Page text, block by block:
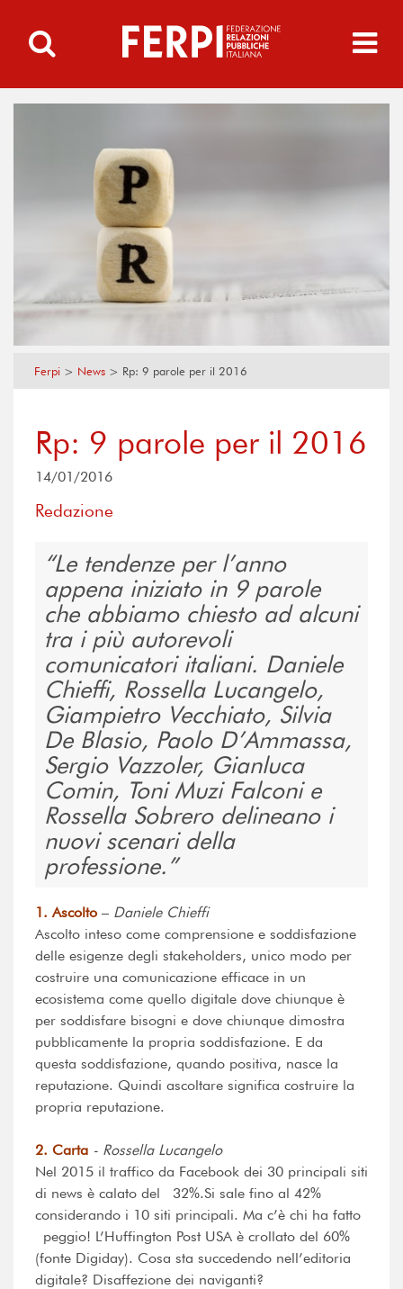
Ferpi > News > Rp: 9 parole per il 2016
Rp: 9 parole per il 2016
14/01/2016
Redazione
Le tendenze per l’anno
appena iniziato in 9 parole
che abbiamo chiesto ad alcuni
tra i più autorevoli
comunicatori italiani. Daniele
Chieffi, Rossella Lucangelo,
Giampietro Vecchiato, Silvia
De Blasio, Paolo D’Ammassa,
Sergio Vazzoler, Gianluca
Comin, Toni Muzi Falconi e
Rossella Sobrero delineano i
nuovi scenari della
professione.
1. Ascolto – Daniele Chieffi
Ascolto inteso come comprensione e soddisfazione
delle esigenze degli stakeholders, unico modo per
costruire una comunicazione efficace in un
ecosistema come quello digitale dove chiunque è
per soddisfare bisogni e dove chiunque dimostra
pubblicamente la propria soddisfazione. E da
questa soddisfazione, quando positiva, nasce la
reputazione. Quindi ascoltare significa costruire la
propria reputazione.
2. Carta - Rossella Lucangelo
Nel 2015 il traffico da Facebook dei 30 principali siti
di news è calato del 32%.Si sale fino al 42%
considerando i 10 siti principali. Ma c’è chi ha fatto
peggio! L’Huffington Post USA è crollato del 60%
(fonte Digiday). Cosa sta succedendo nell’editoria
digitale? Disaffezione dei naviganti?